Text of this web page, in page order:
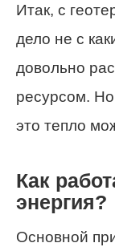
Итак, с
дело не с
довольно
ресурсом.
это тепло
Как
энергия?
Основной